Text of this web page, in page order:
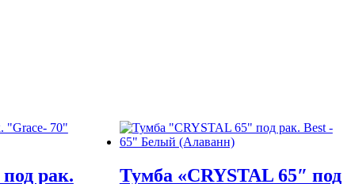
рак. Тумба «CRYSTAL 65″ под